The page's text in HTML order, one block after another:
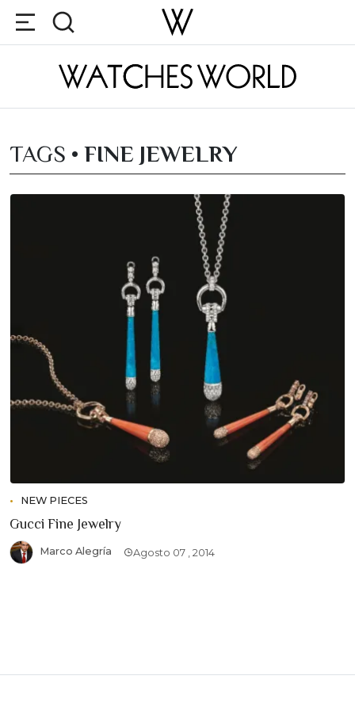
TAGS • FINE JEWELRY
NEW PIECES
Gucci Fine Jewelry
Marco Alegría Agosto 07 , 2014